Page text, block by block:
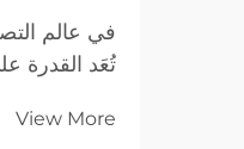
في عالم
تُعَد القدرة
ومع اتجاه
View More